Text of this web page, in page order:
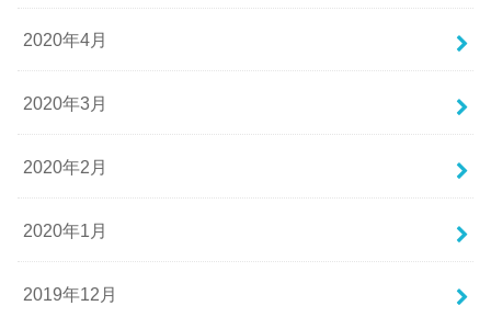
2020年4月
2020年3月
2020年2月
2020年1月
2019年12月